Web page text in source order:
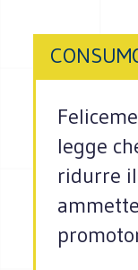
legge
ridurre